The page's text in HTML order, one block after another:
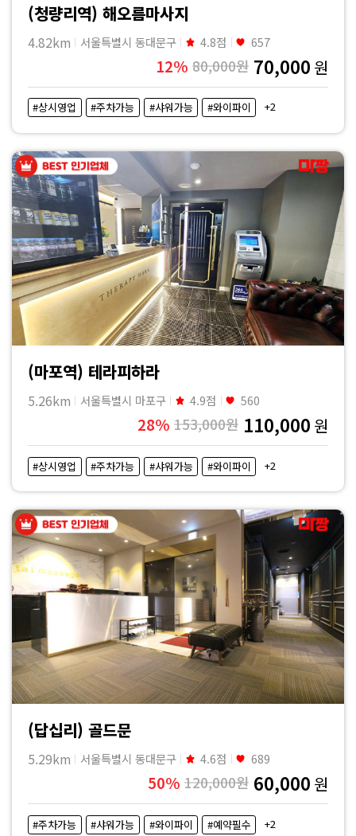
(청량리역) 해오름마사지
4.82km 서울특별시 동대문구 4.8점 657
12% 80,000원 70,000 원
#상시영업 #주차가능 #샤워가능 #와이파이 +2
(마포역) 테라피하라
5.26km 서울특별시 마포구 4.9점 560
28% 153,000원 110,000 원
#상시영업 #주차가능 #샤워가능 #와이파이 +2
(답십리) 골드문
5.29km 서울특별시 동대문구 4.6점 689
50% 120,000원 60,000 원
#주차가능 #샤워가능 #와이파이 #예약필수 +2